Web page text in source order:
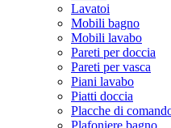
Lavatoi
Mobili bagno
Mobili lavabo
Pareti per doccia
Pareti per vasca
Piani lavabo
Piatti doccia
Placche di
Plafoniere bagno